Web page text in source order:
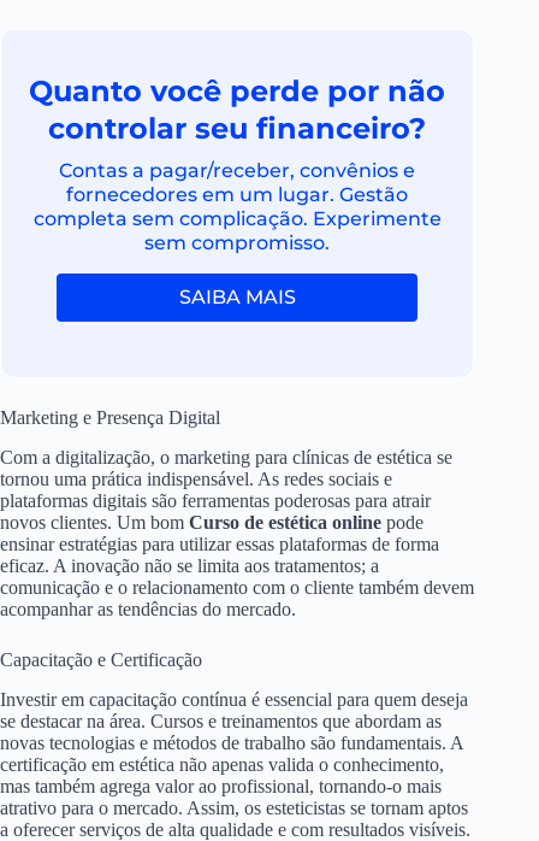
Quanto você perde por não
controlar seu financeiro?
Contas a pagar/receber, convênios e
fornecedores em um lugar. Gestão
completa sem complicação. Experimente
sem compromisso.
SAIBA MAIS
Marketing e Presença Digital
Com a digitalização, o marketing para clínicas de estética se
tornou uma prática indispensável. As redes sociais e
plataformas digitais são ferramentas poderosas para atrair
novos clientes. Um bom Curso de estética online pode
ensinar estratégias para utilizar essas plataformas de forma
eficaz. A inovação não se limita aos tratamentos; a
comunicação e o relacionamento com o cliente também devem
acompanhar as tendências do mercado.
Capacitação e Certificação
Investir em capacitação contínua é essencial para quem deseja
se destacar na área. Cursos e treinamentos que abordam as
novas tecnologias e métodos de trabalho são fundamentais. A
certificação em estética não apenas valida o conhecimento,
mas também agrega valor ao profissional, tornando-o mais
atrativo para o mercado. Assim, os esteticistas se tornam aptos
a oferecer serviços de alta qualidade e com resultados visíveis.